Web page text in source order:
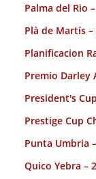
Palma del Rio
Plà de Martís –
Planificacion
Premio Darley
President's
Prestige Cup
Punta Umbria
Quico Yebra –